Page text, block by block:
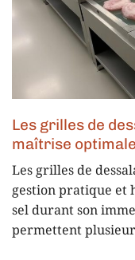
Les grilles de
maîtrise
Les grilles de
gestion pratique et
sel durant son
permettent